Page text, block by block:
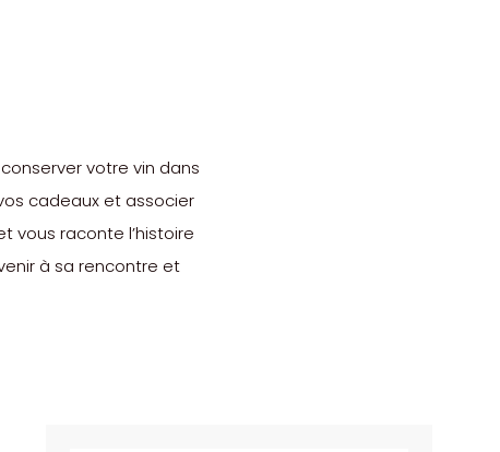
votre vin dans
cadeaux et associer
vous raconte l’histoire
à sa rencontre et